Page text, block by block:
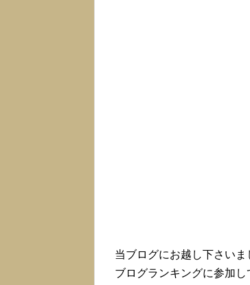
当ブログにお越し下さいま
ブログランキングに参加し